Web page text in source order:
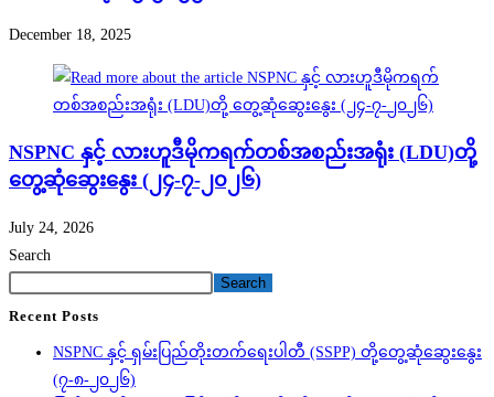
December 18, 2025
NSPNC နှင့် လားဟူဒီမိုကရက်တစ်အစည်းအရုံး (LDU)တို့
တွေ့ဆုံဆွေးနွေး (၂၄-၇-၂၀၂၆)
July 24, 2026
Search
Search
Recent Posts
NSPNC နှင့် ရှမ်းပြည်တိုးတက်ရေးပါတီ (SSPP) တို့တွေ့ဆုံဆွေးနွေး
(၇-၈-၂၀၂၆)